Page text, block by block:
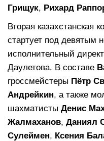
Грищук, Рихард
Вторая казахстанская
стартует под девятым
исполнительный
Даулетова. В составе
гроссмейстеры Пётр
Андрейкин, а также
шахматисты Денис
Жалмаханов, Даниял
Сулеймен, Ксения